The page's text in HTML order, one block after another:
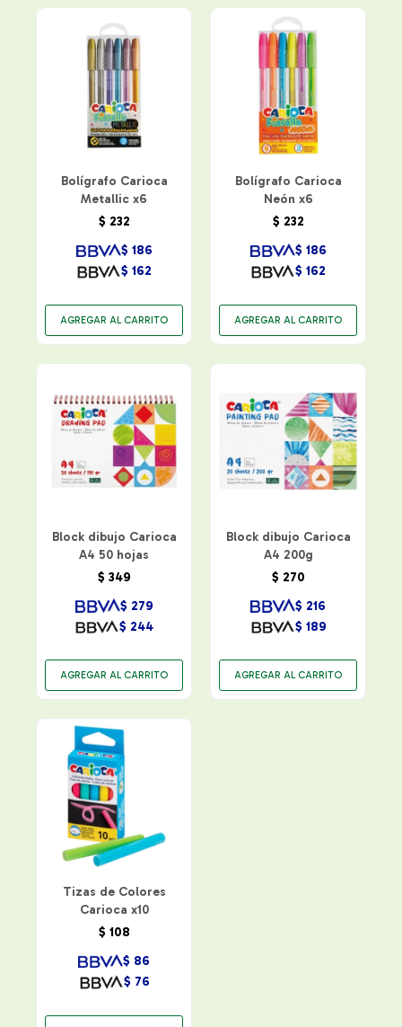
Bolígrafo Carioca
Metallic x6
$ 232
$ 162
$ 186
Bolígrafo Carioca
Neón x6
$ 232
$ 162
$ 186
Block dibujo Carioca
A4 50 hojas
$ 349
$ 244
$ 279
Block dibujo Carioca
A4 200g
$ 270
$ 189
$ 216
Tizas de Colores
Carioca x10
$ 108
$ 76
$ 86